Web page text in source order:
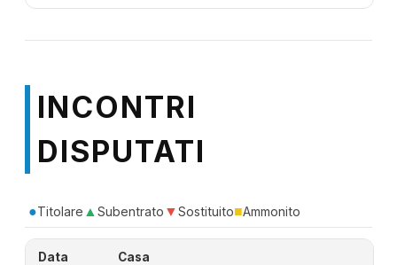
INCONTRI
DISPUTATI
●Titolare ▲Subentrato ▼Sostituito■Ammonito
Data
Casa